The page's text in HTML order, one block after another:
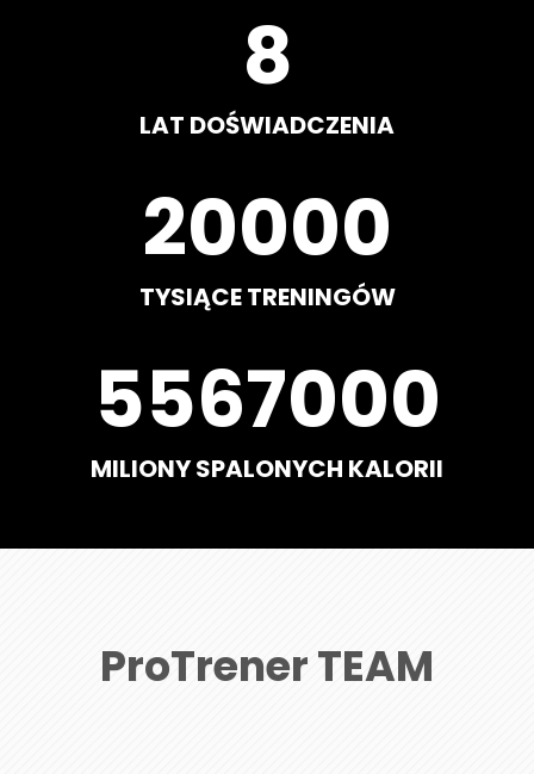
8
LAT DOŚWIADCZENIA
20000
TYSIĄCE TRENINGÓW
5567000
MILIONY SPALONYCH KALORII
ProTrener TEAM